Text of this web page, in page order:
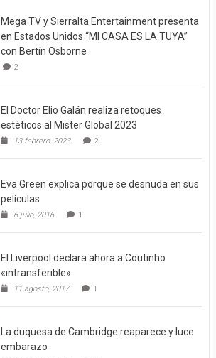
Mega TV y Sierralta Entertainment presenta
en Estados Unidos “MI CASA ES LA TUYA”
con Bertín Osborne
2
El Doctor Elio Galán realiza retoques
estéticos al Mister Global 2023
13 febrero, 2023 2
Eva Green explica porque se desnuda en sus
películas
6 julio, 2016 1
El Liverpool declara ahora a Coutinho
«intransferible»
11 agosto, 2017 1
La duquesa de Cambridge reaparece y luce
embarazo